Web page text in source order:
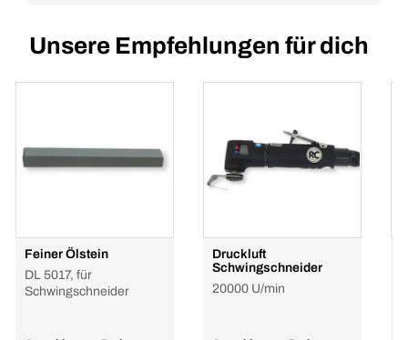
Unsere Empfehlungen für dich
Feiner Ölstein
DL 5017, für
Schwingschneider
Druckluft
Schwingschneider
20000 U/min